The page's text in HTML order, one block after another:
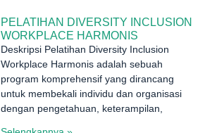
PELATIHAN DIVERSITY INCLUSION
WORKPLACE HARMONIS
Deskripsi Pelatihan Diversity Inclusion
Workplace Harmonis adalah sebuah
program komprehensif yang dirancang
untuk membekali individu dan organisasi
dengan pengetahuan, keterampilan,